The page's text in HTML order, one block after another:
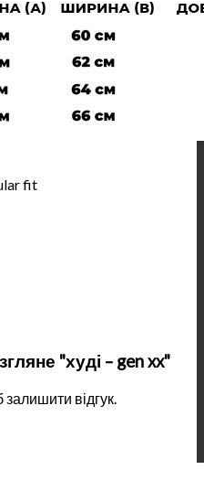
fit
"худі – gen xx"
відгук.